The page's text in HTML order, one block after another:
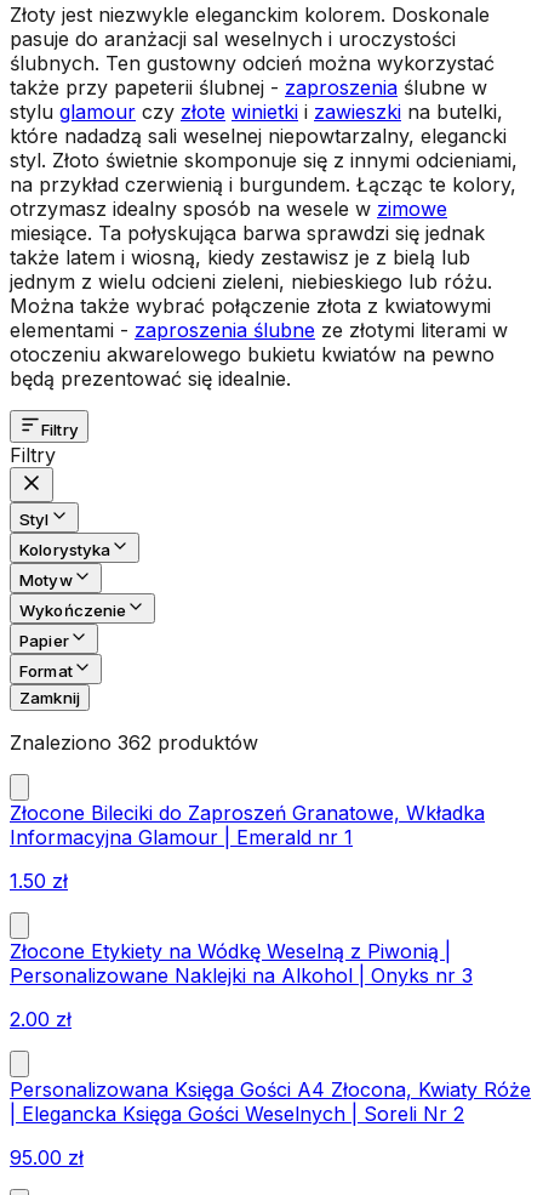
Złoty jest niezwykle eleganckim kolorem. Doskonale
pasuje do aranżacji sal weselnych i uroczystości
ślubnych. Ten gustowny odcień można wykorzystać
także przy papeterii ślubnej - zaproszenia ślubne w
stylu glamour czy złote winietki i zawieszki na butelki,
które nadadzą sali weselnej niepowtarzalny, elegancki
styl. Złoto świetnie skomponuje się z innymi odcieniami,
na przykład czerwienią i burgundem. Łącząc te kolory,
otrzymasz idealny sposób na wesele w zimowe
miesiące. Ta połyskująca barwa sprawdzi się jednak
także latem i wiosną, kiedy zestawisz je z bielą lub
jednym z wielu odcieni zieleni, niebieskiego lub różu.
Można także wybrać połączenie złota z kwiatowymi
elementami - zaproszenia ślubne ze złotymi literami w
otoczeniu akwarelowego bukietu kwiatów na pewno
będą prezentować się idealnie.
Filtry
Filtry
Styl
Kolorystyka
Motyw
Wykończenie
Papier
Format
Zamknij
Znaleziono 362 produktów
Złocone Bileciki do Zaproszeń Granatowe, Wkładka
Informacyjna Glamour | Emerald nr 1
1.50 zł
Złocone Etykiety na Wódkę Weselną z Piwonią |
Personalizowane Naklejki na Alkohol | Onyks nr 3
2.00 zł
Personalizowana Księga Gości A4 Złocona, Kwiaty Róże
| Elegancka Księga Gości Weselnych | Soreli Nr 2
95.00 zł